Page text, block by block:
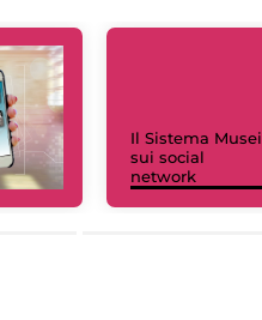
Il Sistema Musei
sui social
network